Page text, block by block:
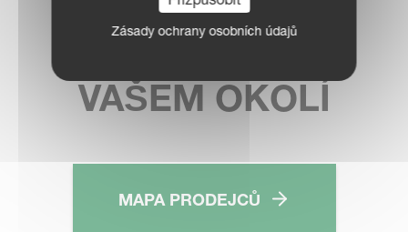
KONTAKTUJTE
VAŠEM OKOLÍ
MAPA PRODEJCŮ
Zásady ochrany osobních údajů